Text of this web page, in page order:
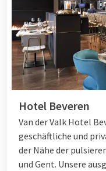
Hotel Beveren
Van der Valk Hotel
geschäftliche und
der Nähe der
und Gent. Unsere